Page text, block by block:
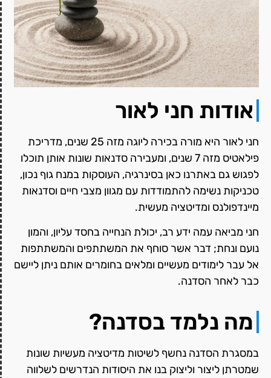
אודות חני לאור
חני לאור היא מורה בכירה ליוגה מזה 25 שנים, מדריכת
פילאטיס מזה 7 שנים, ומעבירה סדנאות שונות אותן תוכלו
לפגוש גם באתרנו כאן בסינרגיה, העוסקות במנח גוף נכון,
טכניקות נשימה להתמודדות עם מגוון מצבי חיים וסדנאות
מיינדפולנס ומדיטציה מעשית.
חני מביאה עמה ידע רב, יכולת הנחייה בחסד עליון, והמון
נועם ונחת; דבר אשר סוחף את המשתתפים והמשתתפות
אל עבר לימודים מעשיים ומלאים בחומרים אותם ניתן ליישם
כבר לאחר הסדנה.
מה נלמד בסדנה?
במסגרת הסדנה נחשף לשיטות מדיטציה מעשיות שונות
שמטרתן ליצור וליצוק בנו את היסודות הנדרשים לשלווה